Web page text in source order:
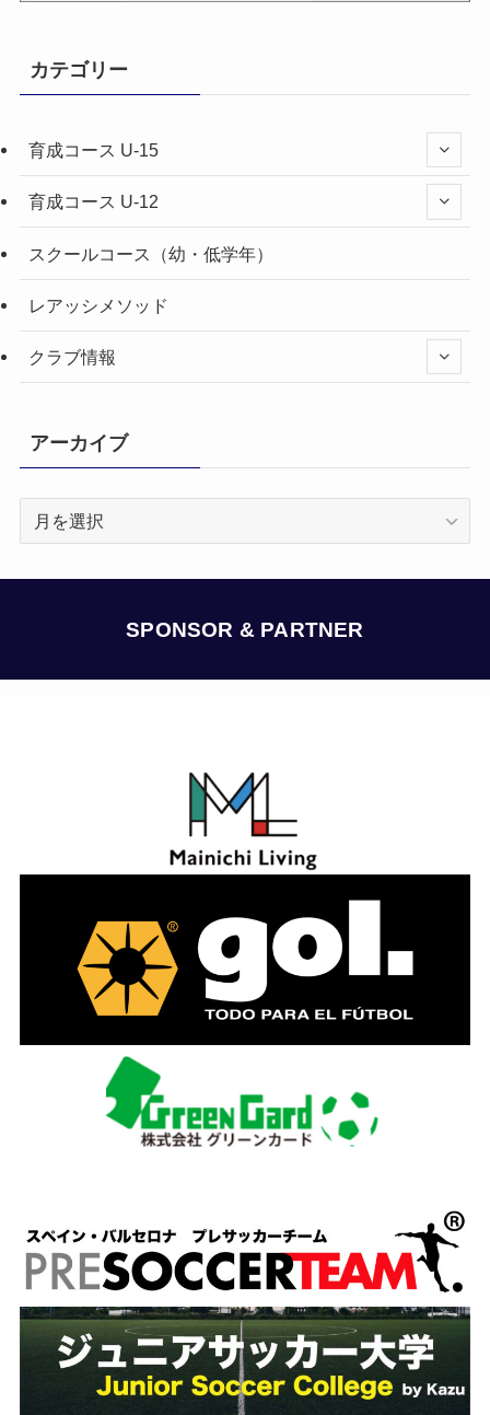
カテゴリー
育成コース U-15
育成コース U-12
スクールコース（幼・低学年）
レアッシメソッド
クラブ情報
アーカイブ
SPONSOR & PARTNER